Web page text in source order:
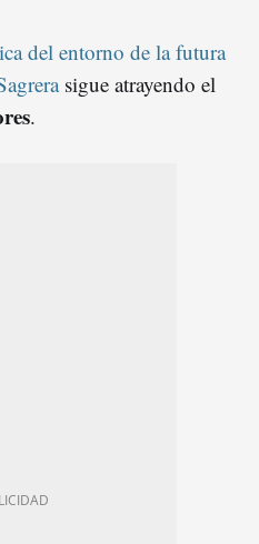
del entorno de la futura
sigue atrayendo el
.